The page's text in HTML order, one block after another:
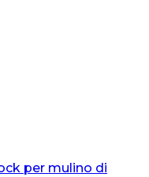
per mulino di